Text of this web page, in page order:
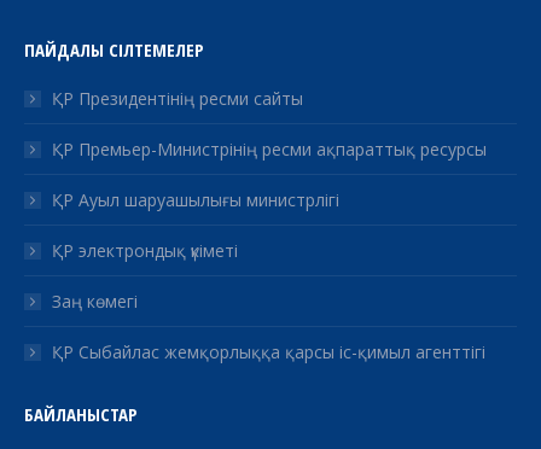
ПАЙДАЛЫ СІЛТЕМЕЛЕР
ҚР Президентінің ресми сайты
ҚР Премьер-Министрінің ресми ақпараттық ресурсы
ҚР Ауыл шаруашылығы министрлігі
ҚР электрондық үкіметі
Заң көмегі
ҚР Сыбайлас жемқорлыққа қарсы іс-қимыл агенттігі
БАЙЛАНЫСТАР